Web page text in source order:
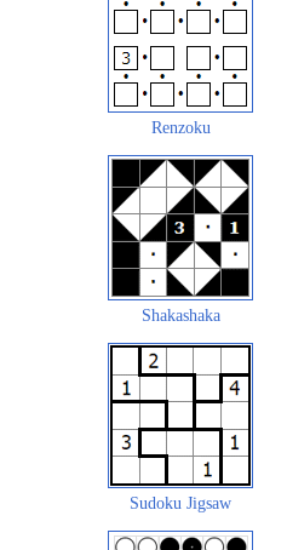
Renzoku
Shakashaka
Sudoku Jigsaw